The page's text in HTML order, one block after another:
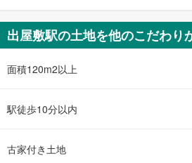
存
す
出屋敷駅の土地を他のこだわり
面積120m2以上
駅徒歩10分以内
古家付き土地